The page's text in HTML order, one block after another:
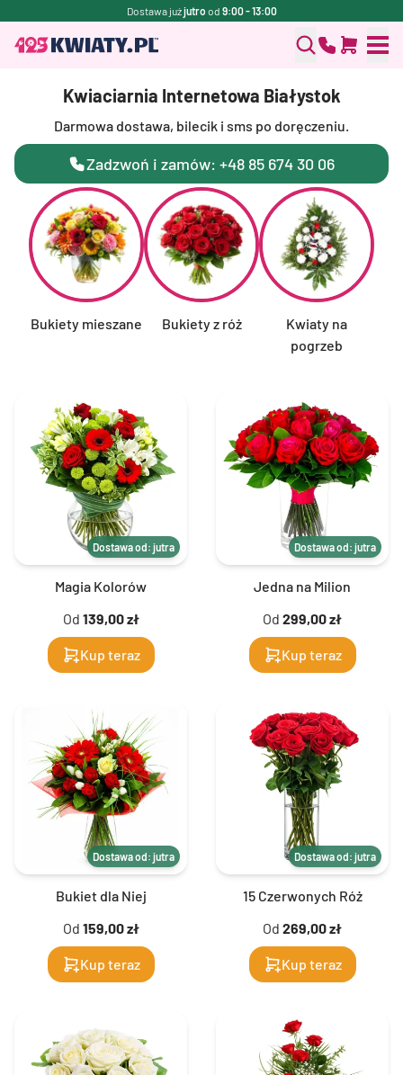
Dostawa jużjutro od 9:00 - 13:00
Kwiaciarnia Internetowa Białystok
Darmowa dostawa, bilecik i sms po doręczeniu.
Zadzwoń i zamów: +48 85 674 30 06
Bukiety mieszane Bukiety z róż
Kwiaty na
pogrzeb
Dostawa od: jutra
Magia Kolorów
Od 139,00 zł
Kup teraz
Dostawa od: jutra
Jedna na Milion
Od 299,00 zł
Kup teraz
Dostawa od: jutra
Bukiet dla Niej
Od 159,00 zł
Kup teraz
Dostawa od: jutra
15 Czerwonych Róż
Od 269,00 zł
Kup teraz